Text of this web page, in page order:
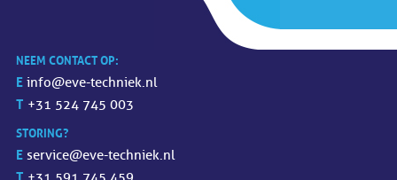
NEEM CONTACT OP:
E info@eve-techniek.nl
T +31 524 745 003
STORING?
E service@eve-techniek.nl